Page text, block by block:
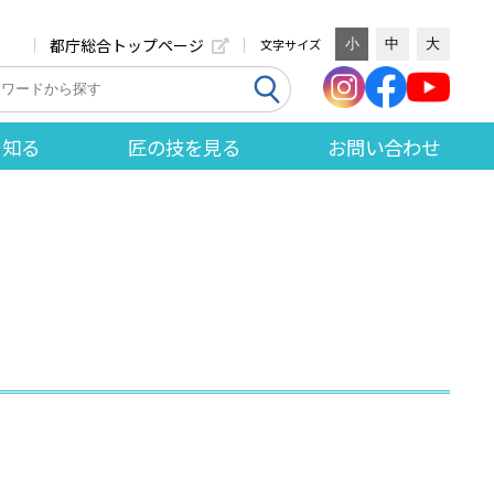
都庁総合トップページ 文字サイズ 小 中 大
る 匠の技を見る お問い合わせ